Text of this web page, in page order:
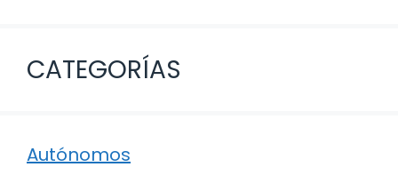
CATEGORÍAS
Autónomos